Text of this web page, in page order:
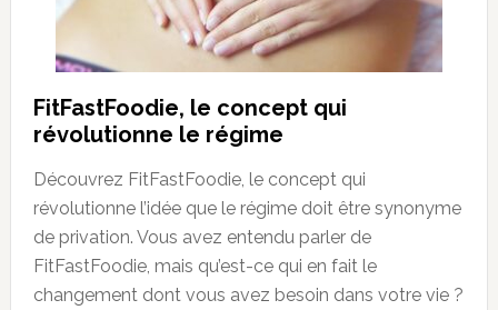
FitFastFoodie, le concept qui
révolutionne le régime
Découvrez FitFastFoodie, le concept qui
révolutionne l’idée que le régime doit être synonyme
de privation. Vous avez entendu parler de
FitFastFoodie, mais qu’est-ce qui en fait le
changement dont vous avez besoin dans votre vie ?